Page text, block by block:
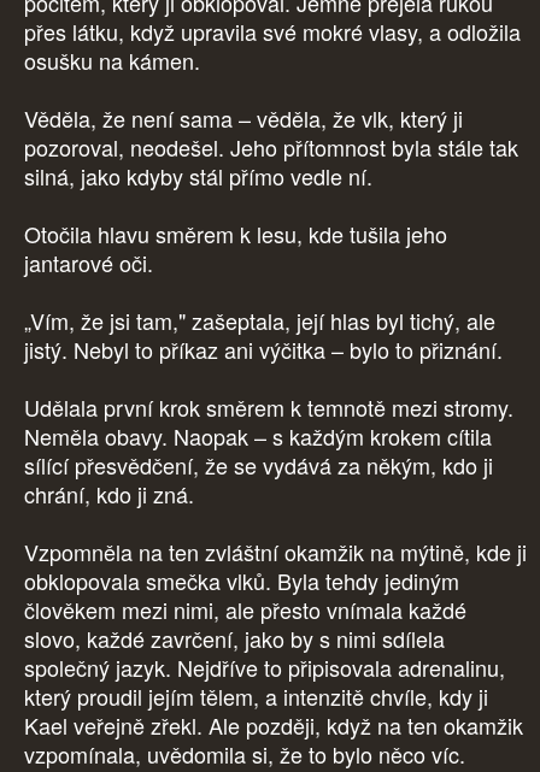
přes látku, když upravila své mokré vlasy, a odložila
osušku na kámen.
Věděla, že není sama – věděla, že vlk, který ji
pozoroval, neodešel. Jeho přítomnost byla stále tak
silná, jako kdyby stál přímo vedle ní.
Otočila hlavu směrem k lesu, kde tušila jeho
jantarové oči.
„Vím, že jsi tam," zašeptala, její hlas byl tichý, ale
jistý. Nebyl to příkaz ani výčitka – bylo to přiznání.
Udělala první krok směrem k temnotě mezi stromy.
Neměla obavy. Naopak – s každým krokem cítila
sílící přesvědčení, že se vydává za někým, kdo ji
chrání, kdo ji zná.
Vzpomněla na ten zvláštní okamžik na mýtině, kde ji
obklopovala smečka vlků. Byla tehdy jediným
člověkem mezi nimi, ale přesto vnímala každé
slovo, každé zavrčení, jako by s nimi sdílela
společný jazyk. Nejdříve to připisovala adrenalinu,
který proudil jejím tělem, a intenzitě chvíle, kdy ji
Kael veřejně zřekl. Ale později, když na ten okamžik
vzpomínala, uvědomila si, že to bylo něco víc.